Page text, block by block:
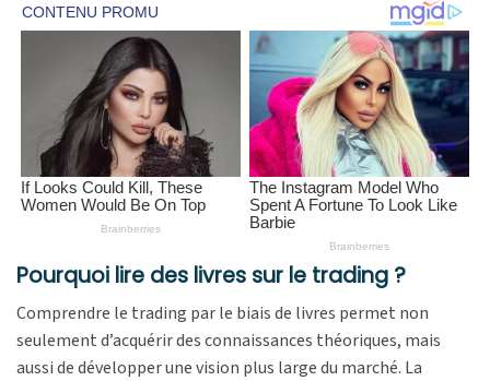
Pourquoi lire des livres sur le trading ?
Comprendre le trading par le biais de livres permet non
seulement d’acquérir des connaissances théoriques, mais
aussi de développer une vision plus large du marché. La